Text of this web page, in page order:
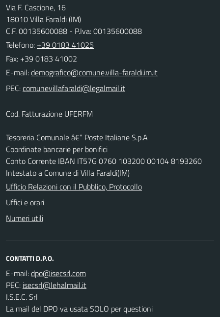
Via F. Cascione, 16
18010 Villa Faraldi (IM)
C.F. 00135600088 - P.Iva: 00135600088
Telefono: +39 0183 41025
Fax: +39 0183 41002
E-mail:
PEC:
Cod. Fatturazione UFERFM
Tesoreria Comunale â€“ Poste Italiane S.p.A
Coordinate bancarie per bonifici
Conto Corrente IBAN IT57G 0760 103200 00104 8193260
Intestato a Comune di Villa Faraldi(IM)
Ufficio Relazioni con il Pubblico, Protocollo
Uffici e orari
Numeri utili
CONTATTI D.P.O.
E-mail:
PEC:
I.S.E.C. Srl
La mail del DPO va usata SOLO per questioni